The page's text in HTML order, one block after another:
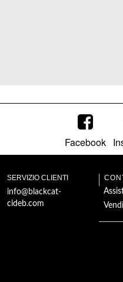
Facebook